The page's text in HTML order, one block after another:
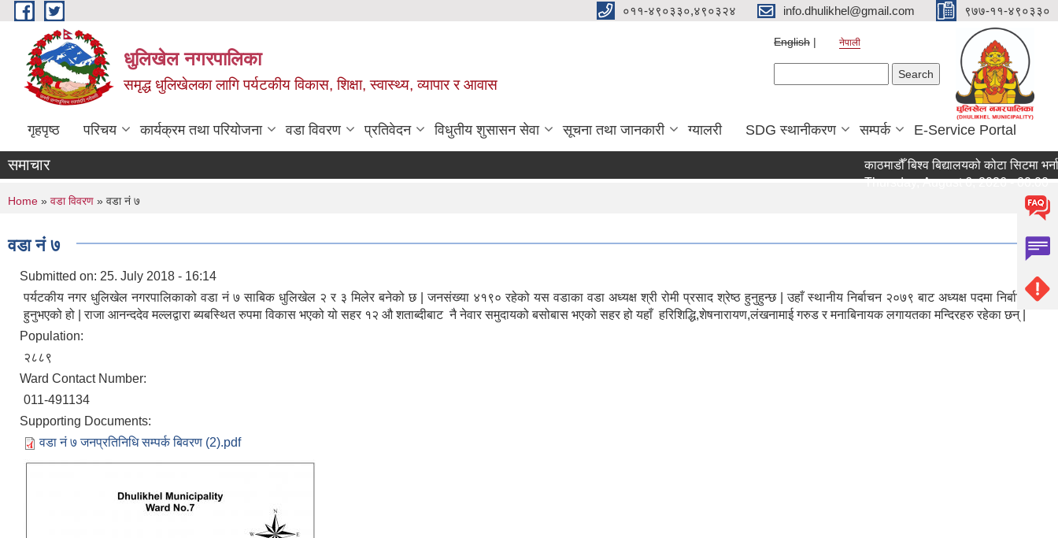
Skip to main content ०११-४९०३३०,४९०३२४ info.dhulikhel@gmail.com ९७७-११-४९०३३०
धुलिखेल नगरपालिका
समृद्ध धुलिखेलका लागि पर्यटकीय विकास, शिक्षा, स्वास्थ्य, व्यापार र आवास
English नेपाली
गृहपृष्ठ परिचय कार्यक्रम तथा परियोजना वडा विवरण प्रतिवेदन विधुतीय शुसासन सेवा सूचना तथा जानकारी ग्यालरी SDG स्थानीकरण सम्पर्क E-Service Portal
समाचार
काठमाडौँ बिश्व बिद्यालयको कोटा सिटमा
Thursday, August 6, 2026 - 00:00
You are here
Home » वडा विवरण » वडा नं ७
वडा नं ७
Submitted on: 25. July 2018 - 16:14
पर्यटकीय नगर धुलिखेल नगरपालिकाको वडा नं ७ साबिक धुलिखेल २ र ३ मिलेर बनेको छ | जनसंख्या ४१९० रहेको यस वडाका वडा अध्यक्ष श्री रोमी प्रसाद श्रेष्ठ हुनुहुन्छ | उहाँ स्थानीय निर्बाचन २०७९ बाट अध्यक्ष पदमा निर्बाचित
हुनुभएको हो | राजा आनन्ददेव मल्लद्वारा ब्यबस्थित रुपमा विकास भएको यो सहर १२ औ शताब्दीबाट नै नेवार समुदायको बसोबास भएको सहर हो यहाँ हरिशिद्धि,शेषनारायण,लंखनामाई गरुड र मनाबिनायक लगायतका मन्दिरहरु रहेका छन् |
Population:
२८८९
Ward Contact Number:
011-491134
Supporting Documents:
वडा नं ७ जनप्रतिनिधि सम्पर्क बिवरण (2).pdf